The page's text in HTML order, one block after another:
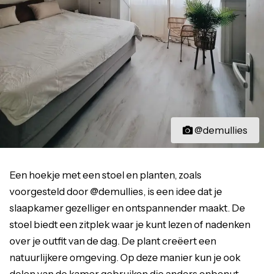
@demullies
Een hoekje met een stoel en planten, zoals
voorgesteld door @demullies, is een idee dat je
slaapkamer gezelliger en ontspannender maakt. De
stoel biedt een zitplek waar je kunt lezen of nadenken
over je outfit van de dag. De plant creëert een
natuurlijkere omgeving. Op deze manier kun je ook